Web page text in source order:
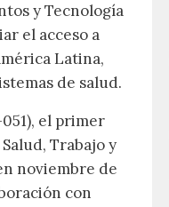
y Tecnología
el acceso a
Latina,
de salud.
el primer
Trabajo y
noviembre de
con